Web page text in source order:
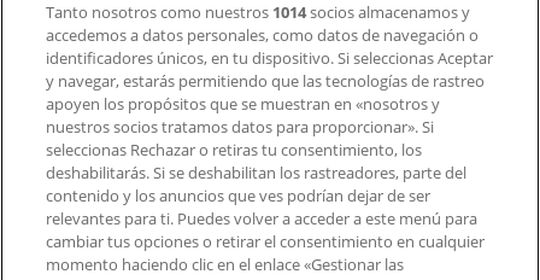
Contacto comercial y de marketing
Tienda mal colocada en el mapa
Notificar un folleto
¿Encontraste un problema en la web o en la
aplicación?
Índices
Tanto nosotros como nuestros 1014socios almacenamos y
accedemos a datos personales, como datos de navegación o
identificadores únicos, en tu dispositivo. Si seleccionas Aceptar
y navegar, estarás permitiendo que las tecnologías de rastreo
apoyen los propósitos que se muestran en «nosotros y
nuestros socios tratamos datos para proporcionar». Si
seleccionas Rechazar o retiras tu consentimiento, los
deshabilitarás. Si se deshabilitan los rastreadores, parte del
contenido y los anuncios que ves podrían dejar de ser
relevantes para ti. Puedes volver a acceder a este menú para
cambiar tus opciones o retirar el consentimiento en cualquier
momento haciendo clic en el enlace «Gestionar las